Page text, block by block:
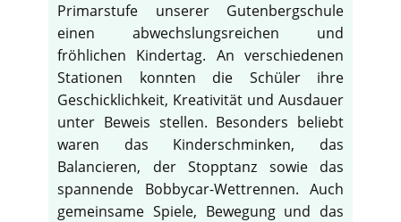
Primarstufe unserer Gutenbergschule
einen abwechslungsreichen und
fröhlichen Kindertag. An verschiedenen
Stationen konnten die Schüler ihre
Geschicklichkeit, Kreativität und Ausdauer
unter Beweis stellen. Besonders beliebt
waren das Kinderschminken, das
Balancieren, der Stopptanz sowie das
spannende Bobbycar-Wettrennen. Auch
gemeinsame Spiele, Bewegung und das